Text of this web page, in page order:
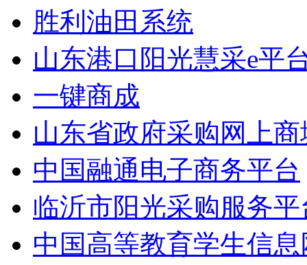
胜利油田系统
山东港口阳光慧采e平
一键商成
山东省政府采购网上商
中国融通电子商务平台
临沂市阳光采购服务平
中国高等教育学生信